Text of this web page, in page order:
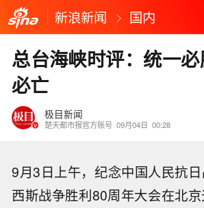
新浪新闻 国内
总台海峡时评：统一
必亡
极目新闻
楚天都市报官方账号 09月04日 00:28
9月3日上午，纪念中国人民抗
西斯战争胜利80周年大会在北